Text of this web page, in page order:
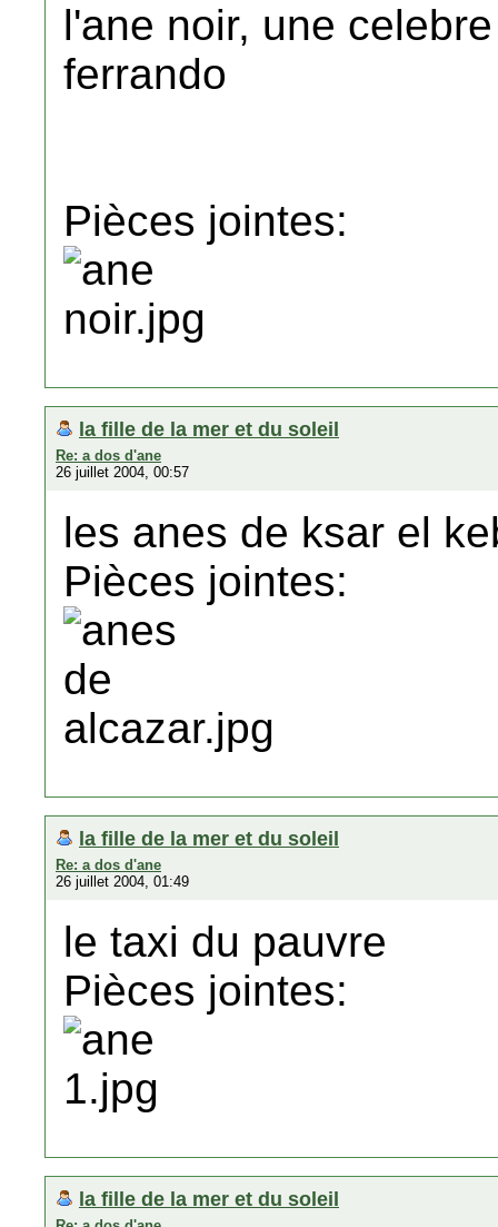
l'ane noir, une
ferrando
Pièces jointes:
la fille de la mer et du soleil
Re: a dos d'ane
26 juillet 2004, 00:57
les anes de ksar el
Pièces jointes:
la fille de la mer et du soleil
Re: a dos d'ane
26 juillet 2004, 01:49
le taxi du pauvre
Pièces jointes:
la fille de la mer et du soleil